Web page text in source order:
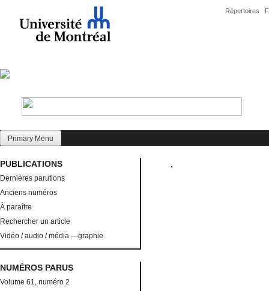
Répertoires
Primary Menu
PUBLICATIONS
Dernières parutions
Anciens numéros
À paraître
Rechercher un article
Vidéo / audio / média —graphie
NUMÉROS PARUS
Volume 61, numéro 2